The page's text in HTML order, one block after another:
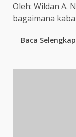
Oleh: Wildan A.
bagaimana
Baca